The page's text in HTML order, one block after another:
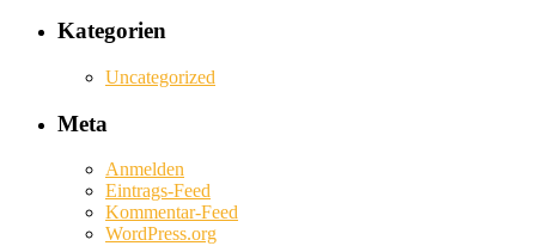
Kategorien
Uncategorized
Meta
Anmelden
Eintrags-Feed
Kommentar-Feed
WordPress.org